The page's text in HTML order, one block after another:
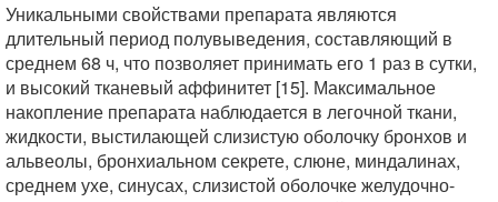
Уникальными свойствами препарата являются
длительный период полувыведения, составляющий в
среднем 68 ч, что позволяет принимать его 1 раз в сутки,
и высокий тканевый аффинитет [15]. Максимальное
накопление препарата наблюдается в легочной ткани,
жидкости, выстилающей слизистую оболочку бронхов и
альвеолы, бронхиальном секрете, слюне, миндалинах,
среднем ухе, синусах, слизистой оболочке желудочно-